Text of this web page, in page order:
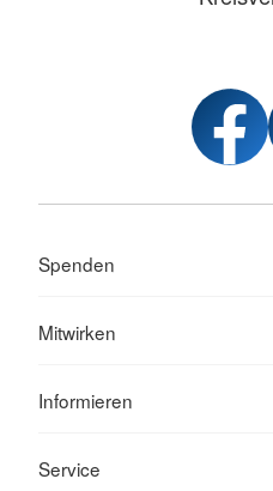
Spenden
Mitwirken
Informieren
Service